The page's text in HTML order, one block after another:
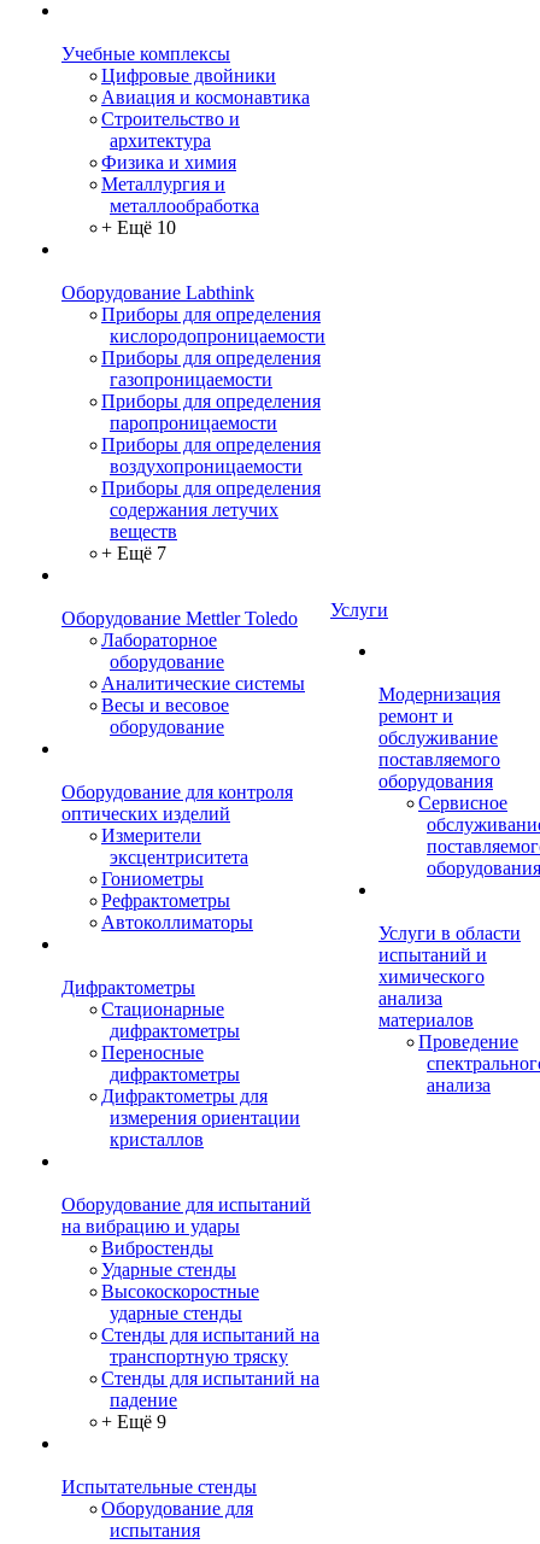
Учебные комплексы
Цифровые двойники
Авиация и космонавтика
Строительство и
архитектура
Физика и химия
Металлургия и
металлообработка
+ Ещё 10
Оборудование Labthink
Приборы для определения
кислородопроницаемости
Приборы для определения
газопроницаемости
Приборы для определения
паропроницаемости
Приборы для определения
воздухопроницаемости
Приборы для определения
содержания летучих
веществ
+ Ещё 7
Оборудование Mettler Toledo
Лабораторное
оборудование
Аналитические системы
Весы и весовое
оборудование
Оборудование для контроля
оптических изделий
Измерители
эксцентриситета
Гониометры
Рефрактометры
Автоколлиматоры
Дифрактометры
Стационарные
дифрактометры
Переносные
дифрактометры
Дифрактометры для
измерения ориентации
кристаллов
Оборудование для испытаний
на вибрацию и удары
Вибростенды
Ударные стенды
Высокоскоростные
ударные стенды
Стенды для испытаний на
транспортную тряску
Стенды для испытаний на
падение
+ Ещё 9
Испытательные стенды
Оборудование для
испытания
Услуги
Модернизация
ремонт и
обслуживание
поставляемого
оборудования
Сервисное
оборудования
Услуги в области
испытаний и
химического
анализа
материалов
Проведение
анализа